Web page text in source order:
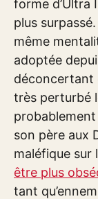
forme d’Ultra
plus
même
adoptée
déconcertant
très perturbé
son père aux
maléfique sur
être plus
tant